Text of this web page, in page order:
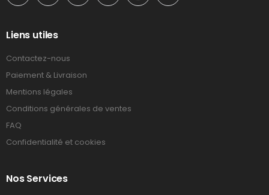
Liens utiles
Contactez-nous
Paiement & Livraison
Mentions légales
Conditions générales de ventes
FAQ
Confidentialité et cookies
Nos Services